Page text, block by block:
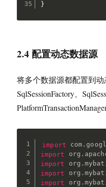
}
2.4 配置动态数据源
将多个数据源都配置到
SqlSessionFactory、
import com .
import
org .
import
org .
import
org .
import
org .